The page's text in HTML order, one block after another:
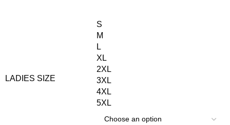
LADIES SIZE
S
M
L
XL
2XL
3XL
4XL
5XL